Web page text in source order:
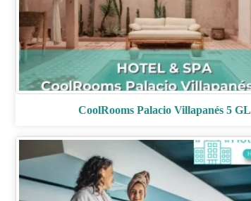
CoolRooms Palacio Villapanés 5 GL